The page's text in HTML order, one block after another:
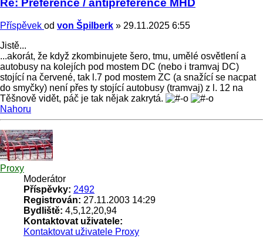
Re: Preference / antipreference MHD
Příspěvek od von Špilberk » 29.11.2025 6:55
Jistě...
...akorát, že když zkombinujete šero, tmu, umělé osvětlení a
autobusy na kolejích pod mostem DC (nebo i tramvaj DC)
stojící na červené, tak l.7 pod mostem ZC (a snažící se nacpat
do smyčky) není přes ty stojící autobusy (tramvaj) z l. 12 na
Těšnově vidět, páč je tak nějak zakrytá.
Nahoru
Proxy
Moderátor
Příspěvky: 2492
Registrován: 27.11.2003 14:29
Bydliště: 4,5,12,20,94
Kontaktovat uživatele:
Kontaktovat uživatele Proxy